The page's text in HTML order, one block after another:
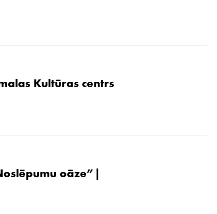
Kultūras centrs
oāze”|